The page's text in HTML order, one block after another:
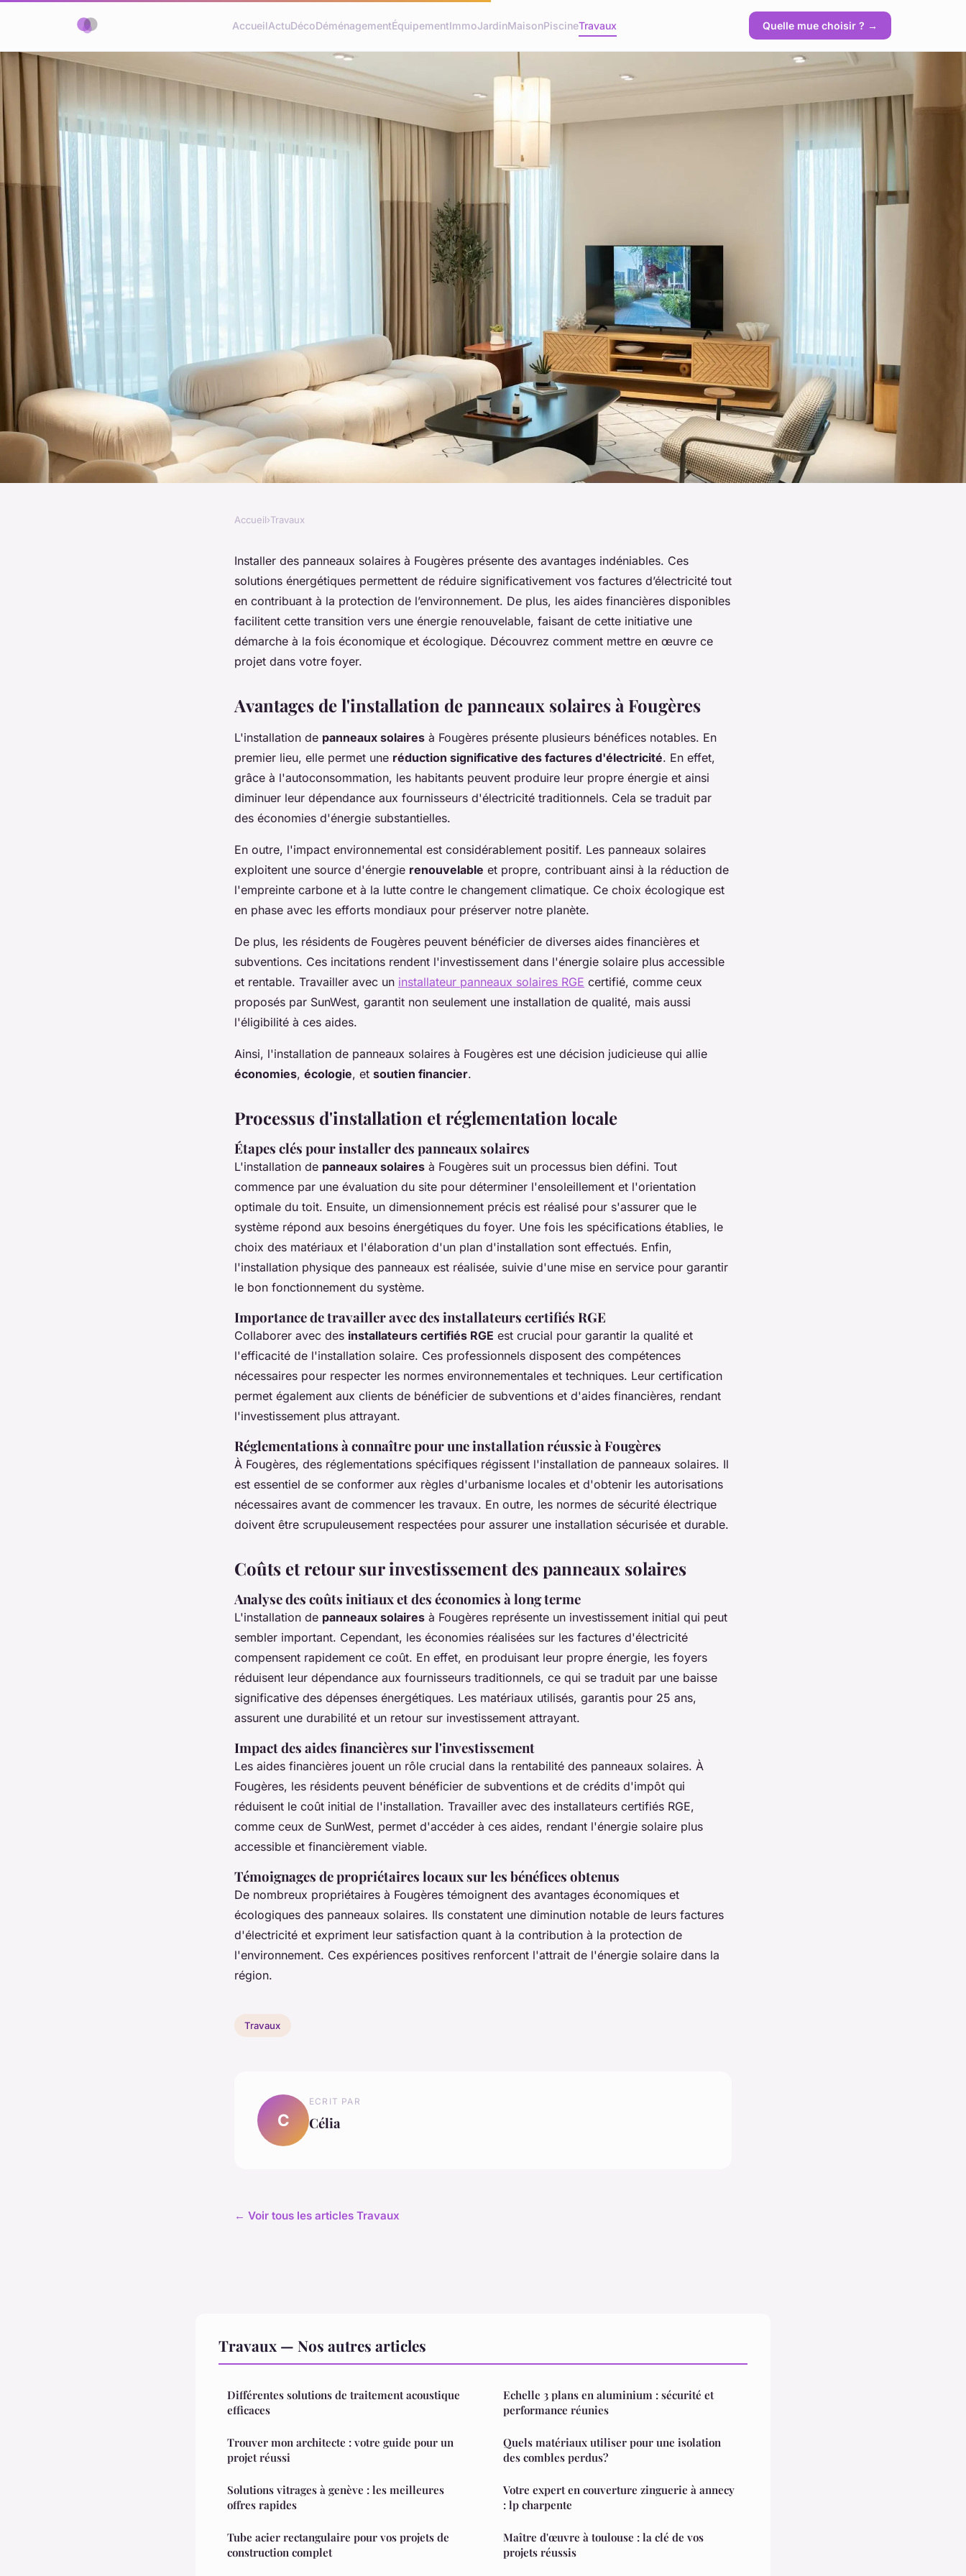
AccueilActuDécoDéménagementÉquipementImmoJardinMaisonPiscineTravaux Quelle mue choisir ? →
Installez des panneaux solaires à
fougères : économies et écologie
Accueil›Travaux
Installer des panneaux solaires à Fougères présente des avantages indéniables. Ces
solutions énergétiques permettent de réduire significativement vos factures d’électricité tout
en contribuant à la protection de l’environnement. De plus, les aides financières disponibles
facilitent cette transition vers une énergie renouvelable, faisant de cette initiative une
démarche à la fois économique et écologique. Découvrez comment mettre en œuvre ce
projet dans votre foyer.
Avantages de l'installation de panneaux solaires à Fougères
L'installation de panneaux solaires à Fougères présente plusieurs bénéfices notables. En
premier lieu, elle permet une réduction significative des factures d'électricité. En effet,
grâce à l'autoconsommation, les habitants peuvent produire leur propre énergie et ainsi
diminuer leur dépendance aux fournisseurs d'électricité traditionnels. Cela se traduit par
des économies d'énergie substantielles.
En outre, l'impact environnemental est considérablement positif. Les panneaux solaires
exploitent une source d'énergie renouvelable et propre, contribuant ainsi à la réduction de
l'empreinte carbone et à la lutte contre le changement climatique. Ce choix écologique est
en phase avec les efforts mondiaux pour préserver notre planète.
De plus, les résidents de Fougères peuvent bénéficier de diverses aides financières et
subventions. Ces incitations rendent l'investissement dans l'énergie solaire plus accessible
et rentable. Travailler avec un installateur panneaux solaires RGE certifié, comme ceux
proposés par SunWest, garantit non seulement une installation de qualité, mais aussi
l'éligibilité à ces aides.
Ainsi, l'installation de panneaux solaires à Fougères est une décision judicieuse qui allie
économies, écologie, et soutien financier.
Processus d'installation et réglementation locale
Étapes clés pour installer des panneaux solaires
L'installation de panneaux solaires à Fougères suit un processus bien défini. Tout
commence par une évaluation du site pour déterminer l'ensoleillement et l'orientation
optimale du toit. Ensuite, un dimensionnement précis est réalisé pour s'assurer que le
système répond aux besoins énergétiques du foyer. Une fois les spécifications établies, le
choix des matériaux et l'élaboration d'un plan d'installation sont effectués. Enfin,
l'installation physique des panneaux est réalisée, suivie d'une mise en service pour garantir
le bon fonctionnement du système.
Importance de travailler avec des installateurs certifiés RGE
Collaborer avec des installateurs certifiés RGE est crucial pour garantir la qualité et
l'efficacité de l'installation solaire. Ces professionnels disposent des compétences
nécessaires pour respecter les normes environnementales et techniques. Leur certification
permet également aux clients de bénéficier de subventions et d'aides financières, rendant
l'investissement plus attrayant.
Réglementations à connaître pour une installation réussie à Fougères
À Fougères, des réglementations spécifiques régissent l'installation de panneaux solaires. Il
est essentiel de se conformer aux règles d'urbanisme locales et d'obtenir les autorisations
nécessaires avant de commencer les travaux. En outre, les normes de sécurité électrique
doivent être scrupuleusement respectées pour assurer une installation sécurisée et durable.
Coûts et retour sur investissement des panneaux solaires
Analyse des coûts initiaux et des économies à long terme
L'installation de panneaux solaires à Fougères représente un investissement initial qui peut
sembler important. Cependant, les économies réalisées sur les factures d'électricité
compensent rapidement ce coût. En effet, en produisant leur propre énergie, les foyers
réduisent leur dépendance aux fournisseurs traditionnels, ce qui se traduit par une baisse
significative des dépenses énergétiques. Les matériaux utilisés, garantis pour 25 ans,
assurent une durabilité et un retour sur investissement attrayant.
Impact des aides financières sur l'investissement
Les aides financières jouent un rôle crucial dans la rentabilité des panneaux solaires. À
Fougères, les résidents peuvent bénéficier de subventions et de crédits d'impôt qui
réduisent le coût initial de l'installation. Travailler avec des installateurs certifiés RGE,
comme ceux de SunWest, permet d'accéder à ces aides, rendant l'énergie solaire plus
accessible et financièrement viable.
Témoignages de propriétaires locaux sur les bénéfices obtenus
De nombreux propriétaires à Fougères témoignent des avantages économiques et
écologiques des panneaux solaires. Ils constatent une diminution notable de leurs factures
d'électricité et expriment leur satisfaction quant à la contribution à la protection de
l'environnement. Ces expériences positives renforcent l'attrait de l'énergie solaire dans la
région.
Travaux
C
ECRIT PAR
Célia
← Voir tous les articles Travaux
Travaux — Nos autres articles
Différentes solutions de traitement acoustique
efficaces
Trouver mon architecte : votre guide pour un
projet réussi
Solutions vitrages à genève : les meilleures
offres rapides
Tube acier rectangulaire pour vos projets de
construction complet
Echelle 3 plans en aluminium : sécurité et
performance réunies
Quels matériaux utiliser pour une isolation
des combles perdus?
Votre expert en couverture zinguerie à annecy
: lp charpente
Maître d'œuvre à toulouse : la clé de vos
projets réussis